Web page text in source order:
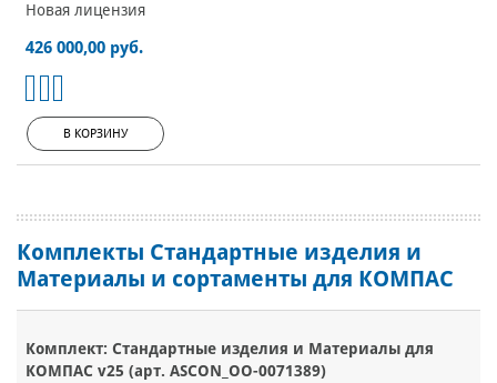
Новая лицензия
426 000,00 руб.
В КОРЗИНУ
Комплекты Стандартные изделия и
Материалы и сортаменты для КОМПАС
Комплект: Стандартные изделия и Материалы для
КОМПАС v25 (арт. ASCON_ОО-0071389)